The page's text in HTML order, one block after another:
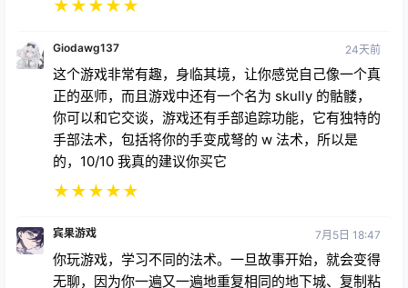
电动海豚6016 8月4日 10:20
这太神奇了，我喜欢它，感觉很真实，就像你是一个真
正的巫师，烦人的骷髅很有趣，但它需要更多的更新，
请添加一个咒语，我们可以变成任何你触摸的东西，如
果它还不是一个东西，但仍然很有趣
★★★★★
Giodawg137 24天前
这个游戏非常有趣，身临其境，让你感觉自己像一个真
正的巫师，而且游戏中还有一个名为 skully 的骷髅，